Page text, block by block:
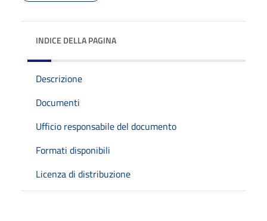
INDICE DELLA PAGINA
Descrizione
Documenti
Ufficio responsabile del documento
Formati disponibili
Licenza di distribuzione